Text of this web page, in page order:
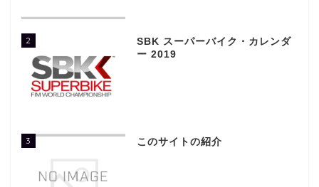
2
SBK スーパーバイク・カレンダ
ー 2019
3 このサイトの紹介